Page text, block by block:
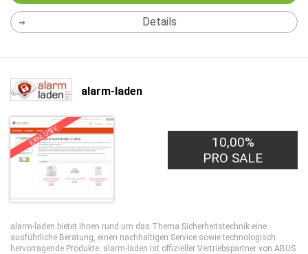
Details
alarm-laden
EXKLUSIV
10,00%
PRO SALE
alarm-laden bietet Ihnen rund um das Thema Sicherheitstechnik eine
ausführliche Beratung, einen nachhaltigen Service sowie technologisch
hervorragende Produkte. alarm-laden ist offizieller Vertriebspartner von ABUS